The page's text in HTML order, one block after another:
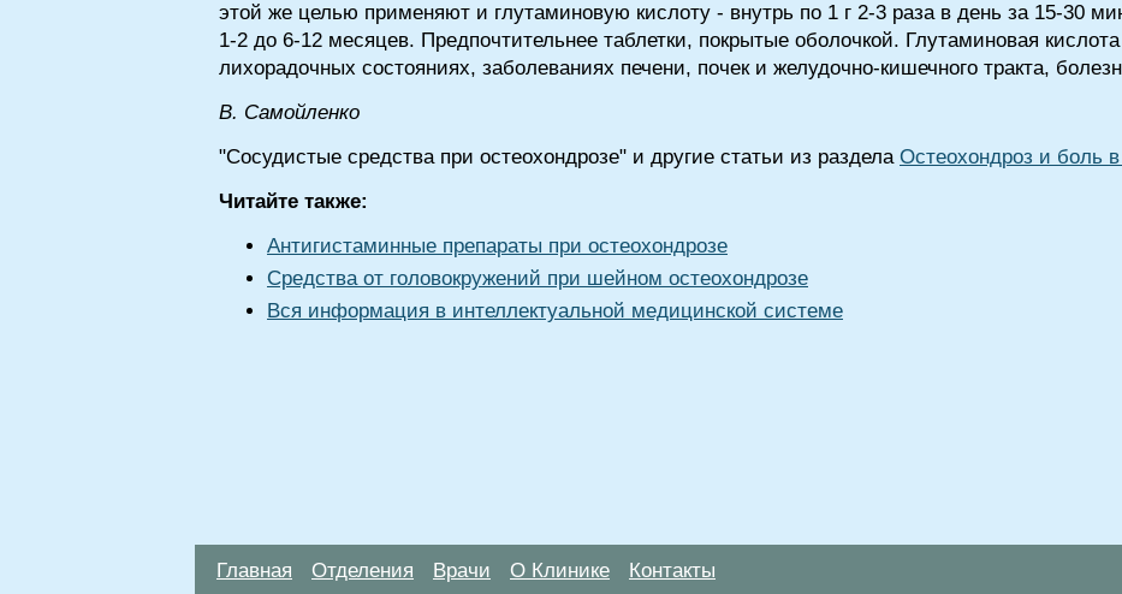
этой же целью применяют и глутаминовую кислоту - внутрь по 1 г 2-3 раза в день за 15-30
1-2 до 6-12 месяцев. Предпочтительнее таблетки, покрытые оболочкой. Глутаминовая
лихорадочных состояниях, заболеваниях печени, почек и желудочно-кишечного тракта,
B. Самойленко
"Сосудистые средства при остеохондрозе" и другие статьи из раздела Остеохондроз и боль
Читайте также:
Антигистаминные препараты при остеохондрозе
Средства от головокружений при шейном остеохондрозе
Вся информация в интеллектуальной медицинской системе
Главная Отделения Врачи О Клинике Контакты